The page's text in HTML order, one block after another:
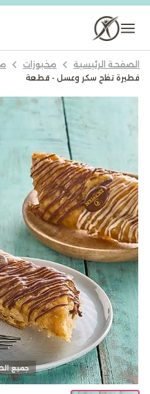
تورت وجاتوه
مخبوزات
حلويات شرقیة
شوكولاته
كيك
ايس كريم
كحك وبسكويت
الالبان
الصفحة الرئيسية مخبوزات
فطيرة تفاح سكر وعسل - قطعة
جميع